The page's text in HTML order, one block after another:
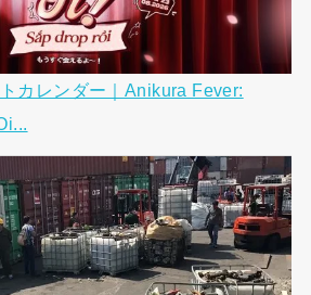
カレンダー｜Anikura Fever: